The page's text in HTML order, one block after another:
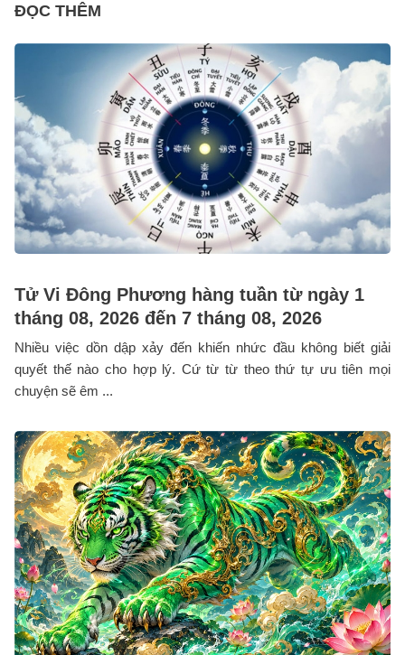
ĐỌC THÊM
Tử Vi Đông Phương hàng tuần từ ngày 1
tháng 08, 2026 đến 7 tháng 08, 2026
Nhiều việc dồn dập xảy đến khiến nhức đầu không biết giải
quyết thế nào cho hợp lý. Cứ từ từ theo thứ tự ưu tiên mọi
chuyện sẽ êm ...